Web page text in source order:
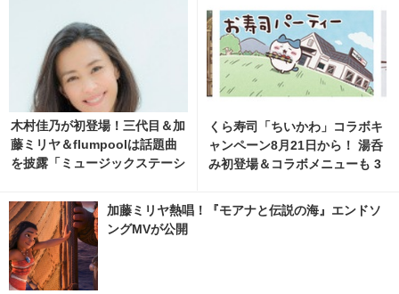
木村佳乃が初登場！三代目＆加
藤ミリヤ＆flumpoolは話題曲
を披露「ミュージックステーシ
くら寿司「ちいかわ」コラボキ
ャンペーン8月21日から！ 湯呑
み初登場＆コラボメニューも 3
e.net
加藤ミリヤ熱唱！『モアナと伝説の海』エンドソ
ングMVが公開